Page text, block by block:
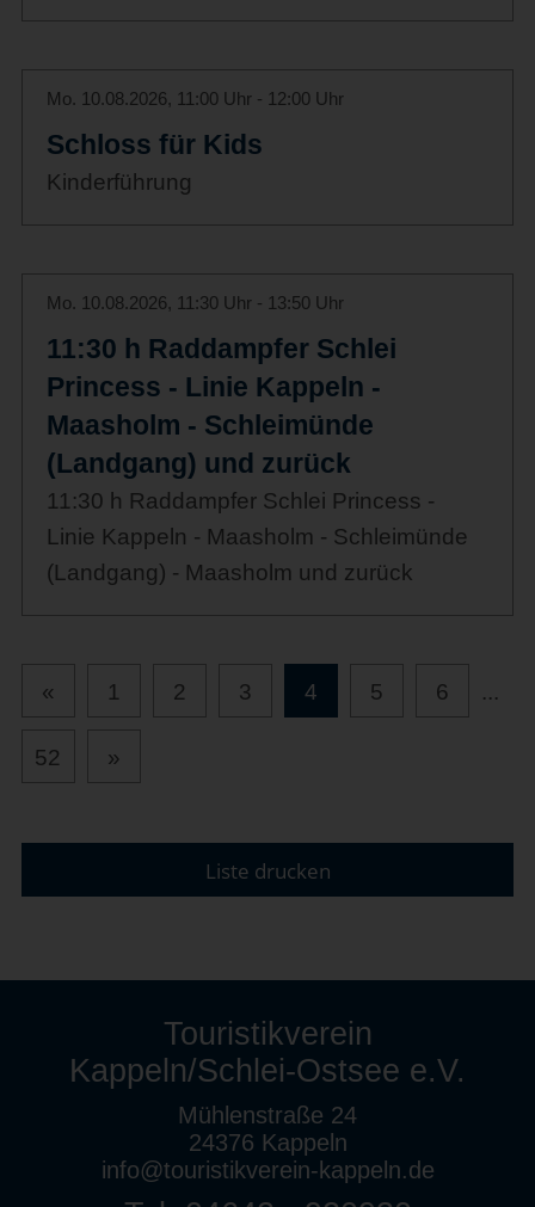
Mo. 10.08.2026, 11:00 Uhr - 12:00 Uhr
Schloss für Kids
Kinderführung
Mo. 10.08.2026, 11:30 Uhr - 13:50 Uhr
11:30 h Raddampfer Schlei
Princess - Linie Kappeln -
Maasholm - Schleimünde
(Landgang) und zurück
11:30 h Raddampfer Schlei Princess -
Linie Kappeln - Maasholm - Schleimünde
(Landgang) - Maasholm und zurück
« 1 2 3 4 5 6 ...
52 »
Liste drucken
Touristikverein
Kappeln/Schlei-Ostsee e.V.
Mühlenstraße 24
24376 Kappeln
info@touristikverein-kappeln.de